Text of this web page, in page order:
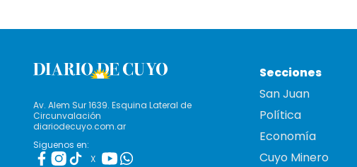
Av. Alem Sur 1639. Esquina Lateral de
Circunvalación
diariodecuyo.com.ar
Siguenos en:
X
Secciones
San Juan
Política
Economía
Cuyo Minero